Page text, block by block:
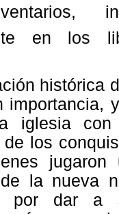
en los
histórica
importancia,
iglesia
de los
la nueva
por dar a